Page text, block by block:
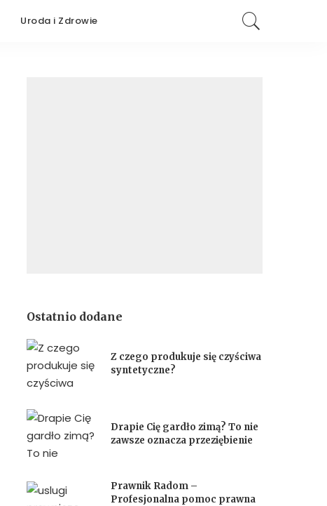
Uroda i Zdrowie
Ostatnio dodane
Z czego produkuje się czyściwa
syntetyczne?
Drapie Cię gardło zimą? To nie
zawsze oznacza przeziębienie
Prawnik Radom –
Profesjonalna pomoc prawna